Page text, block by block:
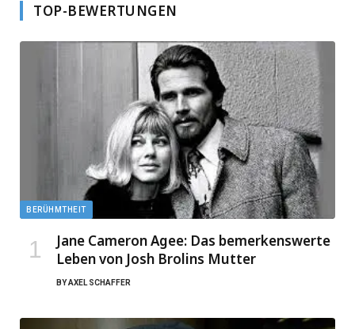
TOP-BEWERTUNGEN
BERÜHMTHEIT
Jane Cameron Agee: Das bemerkenswerte
Leben von Josh Brolins Mutter
BYAXEL SCHAFFER